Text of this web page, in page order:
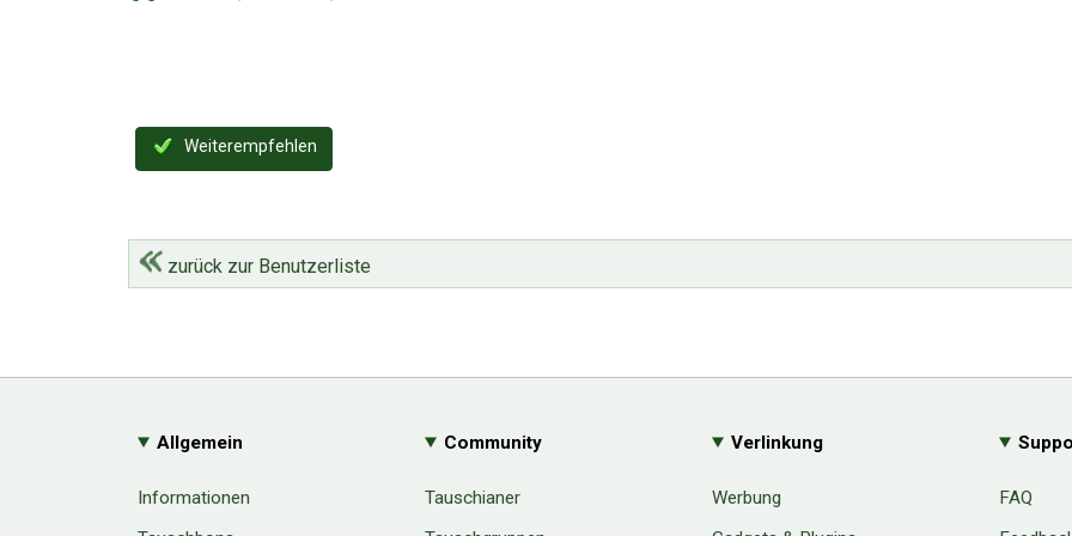
Weiterempfehlen
zurück zur Benutzerliste
Allgemein
Informationen
Community
Tauschianer
Verlinkung
Werbung
FAQ